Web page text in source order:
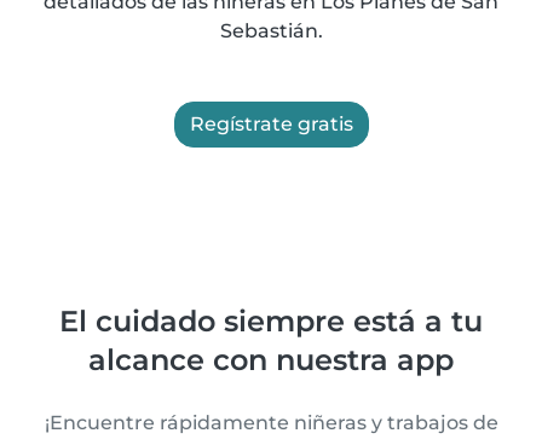
Sebastián.
Regístrate gratis
El cuidado siempre está a tu
alcance con nuestra app
¡Encuentre rápidamente niñeras y trabajos de